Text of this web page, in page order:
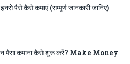
पैसे कैसे कमाएं (सम्पूर्ण जानकारी जानिए)
पैसा कमाना कैसे शुरू करें? Make Money